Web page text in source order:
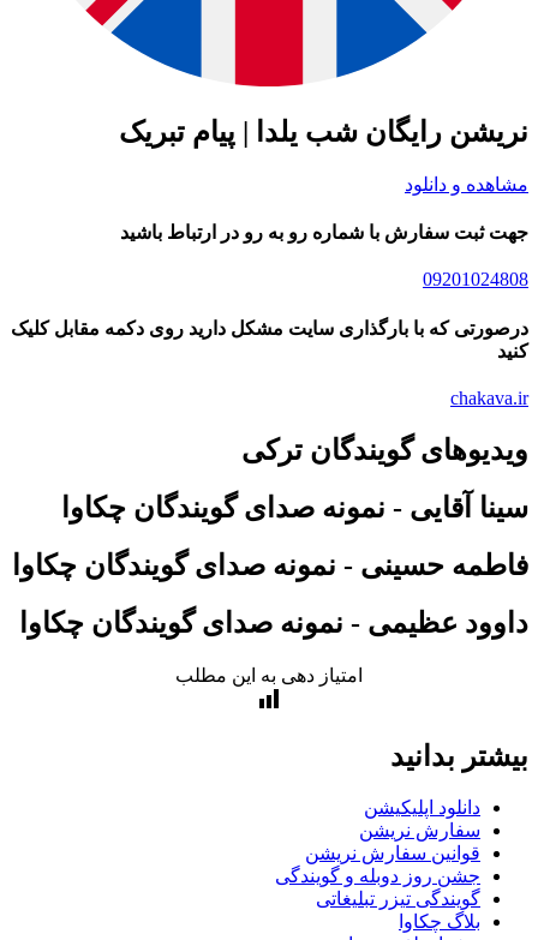
رایگان شب یلدا | پیام تبریک
و دانلود
ثبت سفارش با شماره رو به رو در ارتباط باشید
که با بارگذاری سایت مشکل دارید روی دکمه مقابل کلیک
گویندگان ترکی
آقایی - نمونه صدای گویندگان چکاوا
حسینی - نمونه صدای گویندگان چکاوا
عظیمی - نمونه صدای گویندگان چکاوا
امتیاز دهی به این مطلب
بدانید
دانلود اپلیکیشن
سفارش نریشن
قوانین سفارش نریشن
جشن روز دوبله و گویندگی
گویندگی تیزر تبلیغاتی
بلاگ چکاوا